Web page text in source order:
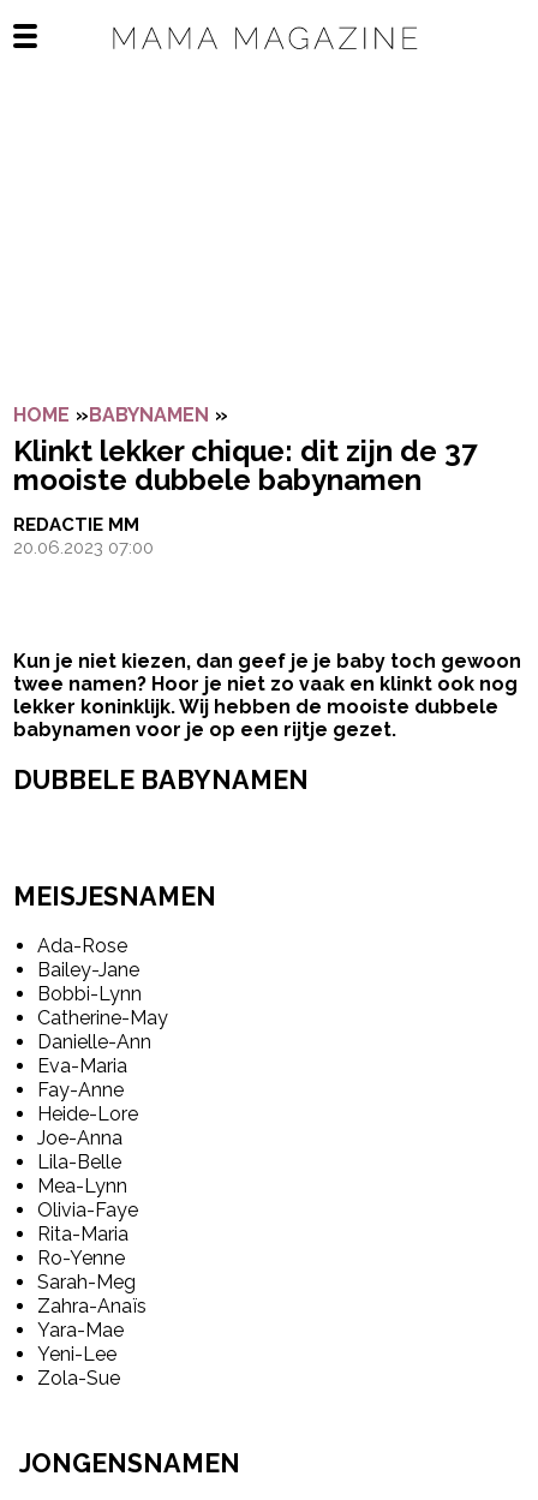
Open het mobiele menu
HOME »BABYNAMEN »
Klinkt lekker chique: dit zijn de 37
mooiste dubbele babynamen
REDACTIE MM
20.06.2023 07:00
Kun je niet kiezen, dan geef je je baby toch gewoon
twee namen? Hoor je niet zo vaak en klinkt ook nog
lekker koninklijk. Wij hebben de mooiste dubbele
babynamen voor je op een rijtje gezet.
DUBBELE BABYNAMEN
MEISJESNAMEN
Ada-Rose
Bailey-Jane
Bobbi-Lynn
Catherine-May
Danielle-Ann
Eva-Maria
Fay-Anne
Heide-Lore
Joe-Anna
Lila-Belle
Mea-Lynn
Olivia-Faye
Rita-Maria
Ro-Yenne
Sarah-Meg
Zahra-Anaïs
Yara-Mae
Yeni-Lee
Zola-Sue
JONGENSNAMEN